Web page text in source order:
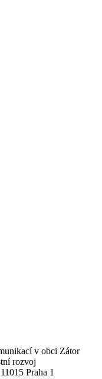
v obci Zátor
rozvoj
Praha 1